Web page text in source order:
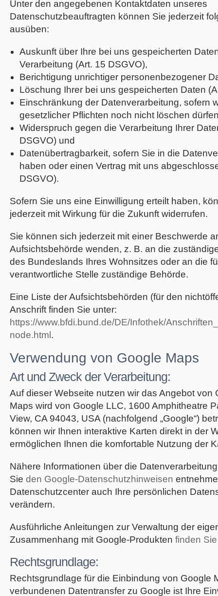
Unter den angegebenen Kontaktdaten unseres
Datenschutzbeauftragten können Sie jederzeit
ausüben:
Auskunft über Ihre bei uns gespeicherten
Verarbeitung (Art. 15 DSGVO),
Berichtigung unrichtiger personenbezogener
Löschung Ihrer bei uns gespeicherten Daten
Einschränkung der Datenverarbeitung, sofern
gesetzlicher Pflichten noch nicht löschen
Widerspruch gegen die Verarbeitung Ihrer
DSGVO) und
Datenübertragbarkeit, sofern Sie in die
haben oder einen Vertrag mit uns
DSGVO).
Sofern Sie uns eine Einwilligung erteilt haben,
jederzeit mit Wirkung für die Zukunft widerrufen.
Sie können sich jederzeit mit einer Beschwerde
Aufsichtsbehörde wenden, z. B. an die
des Bundeslands Ihres Wohnsitzes oder an die
verantwortliche Stelle zuständige Behörde.
Eine Liste der Aufsichtsbehörden (für den
Anschrift finden Sie unter:
https://www.bfdi.bund.de/DE/Infothek/
node.html .
Verwendung von Google Maps
Art und Zweck der Verarbeitung:
Auf dieser Webseite nutzen wir das Angebot von
Maps wird von Google LLC, 1600 Amphitheatre
View, CA 94043, USA (nachfolgend „Google“)
können wir Ihnen interaktive Karten direkt in der
ermöglichen Ihnen die komfortable Nutzung der
Nähere Informationen über die
Sie den Google-Datenschutzhinweisen
Datenschutzcenter auch Ihre persönlichen
verändern.
Ausführliche Anleitungen zur Verwaltung der
Zusammenhang mit Google-Produkten finden
Rechtsgrundlage:
Rechtsgrundlage für die Einbindung von Google
verbundenen Datentransfer zu Google ist Ihre